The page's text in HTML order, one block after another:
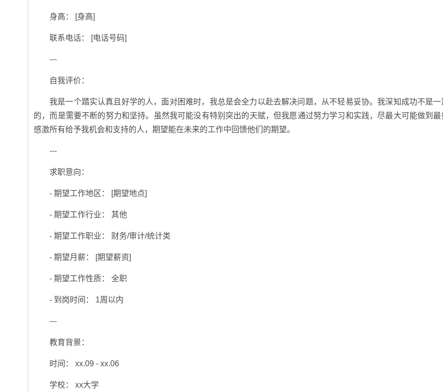
身高： [身高]
联系电话： [电话号码]
---
自我评价：
我是一个踏实认真且好学的人，面对困难时，我总是会全力以赴去解决问题，从不轻易妥协。我深知成功不是
的，而是需要不断的努力和坚持。虽然我可能没有特别突出的天赋，但我愿通过努力学习和实践，尽最大可能做到
感激所有给予我机会和支持的人，期望能在未来的工作中回馈他们的期望。
---
求职意向：
- 期望工作地区： [期望地点]
- 期望工作行业： 其他
- 期望工作职业： 财务/审计/统计类
- 期望月薪： [期望薪资]
- 期望工作性质： 全职
- 到岗时间： 1周以内
---
教育背景：
时间： xx.09 - xx.06
学校： xx大学